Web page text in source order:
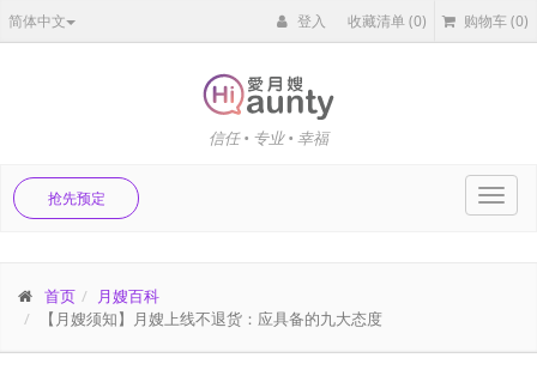
简体中文 登入 收藏清单(0) 购物车(0)
信任 • 专业 • 幸福
抢先预定
首页
月嫂百科
【月嫂须知】月嫂上线不退货：应具备的九大态度